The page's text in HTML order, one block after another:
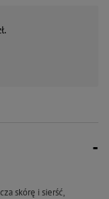
skórę i sierść,